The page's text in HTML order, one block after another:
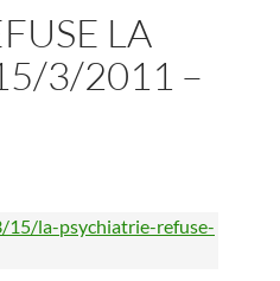
LA
3/2011 –
la-psychiatrie-refuse-